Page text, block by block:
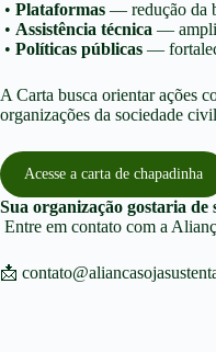
• Plataformas — redução da
• Assistência técnica —
• Políticas públicas —
A Carta busca orientar ações
organizações da sociedade
Acesse a carta de chapadinha
Sua organização gostaria
Entre em contato com a
📩